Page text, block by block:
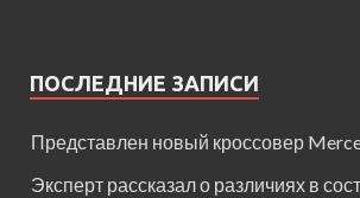
ПОСЛЕДНИЕ ЗАПИСИ
Представлен новый кроссовер
Эксперт рассказал о различиях в